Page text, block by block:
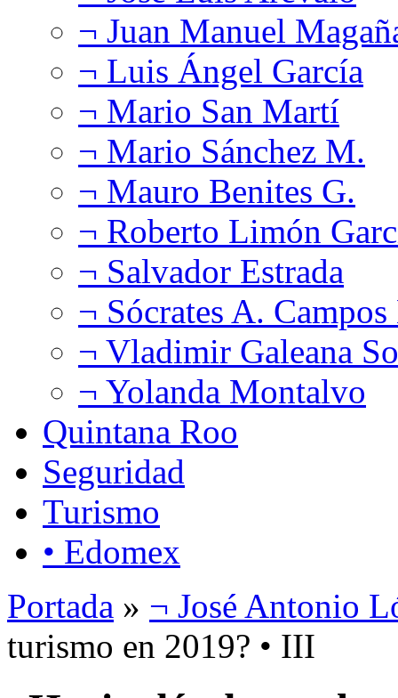
¬ Juan Manuel
¬ Luis Ángel García
¬ Mario San Martí
¬ Mario Sánchez M.
¬ Mauro Benites G.
¬ Roberto Limón
¬ Salvador Estrada
¬ Sócrates A.
¬ Vladimir Galeana
¬ Yolanda Montalvo
Quintana Roo
Seguridad
Turismo
• Edomex
Portada » ¬ José Antonio
turismo en 2019? • III